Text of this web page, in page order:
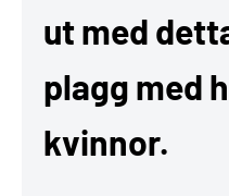
ut med
plagg med
kvinnor.